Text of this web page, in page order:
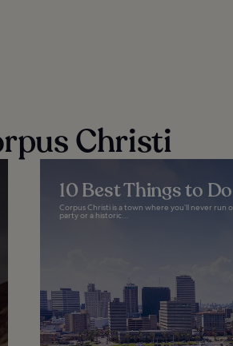
Christi
10 Best Things to
Corpus Christi is a town where you’ll never
party or a historic...